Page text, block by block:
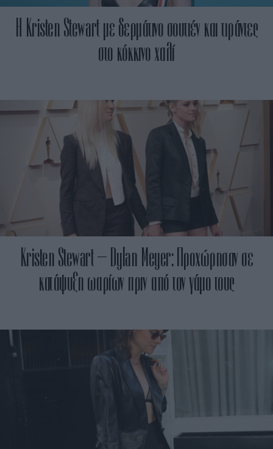
Η Κristen Stewart με δερμάτινο σουτιέν και τιράντες
στο κόκκινο χαλί
Kristen Stewart – Dylan Meyer: Προχώρησαν σε
κατάψυξη ωαρίων πριν από τον γάμο τους